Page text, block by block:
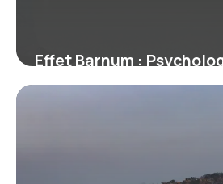
Effet Barnum :
Exemples